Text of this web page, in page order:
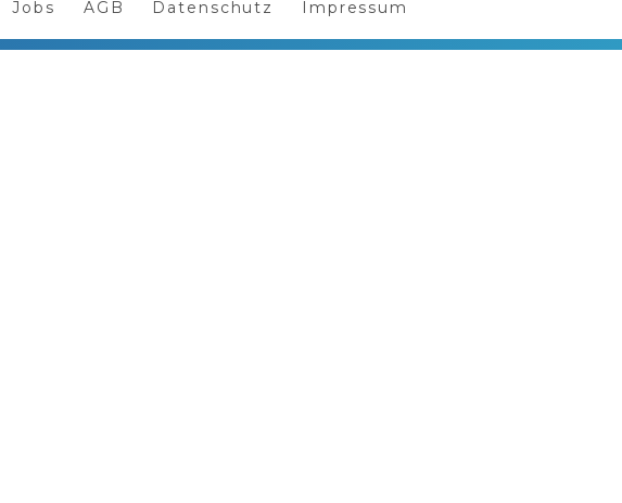
Jobs AGB Datenschutz Impressum